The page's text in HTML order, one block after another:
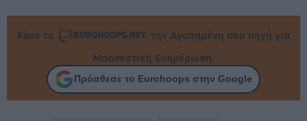
Κάνε το
την Αγαπημένη σου πηγή για
Μπασκετική Ενημέρωση.
Πρόσθεσε το Eurohoops στην Google